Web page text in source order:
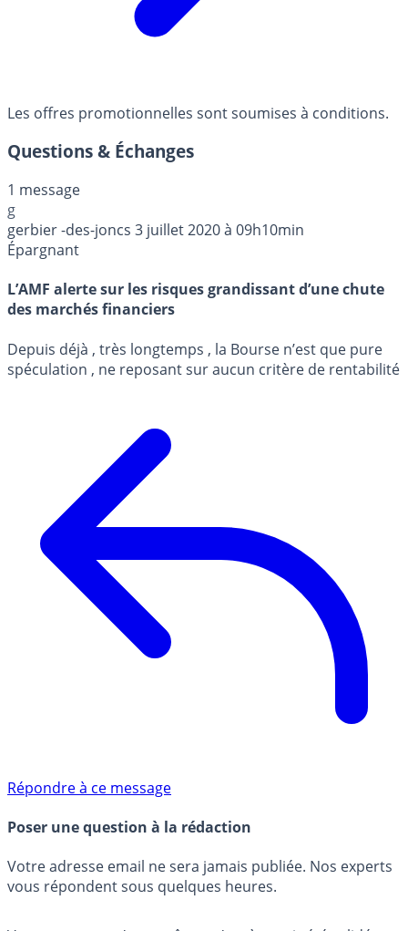
Les offres promotionnelles sont soumises à conditions.
Questions & Échanges
1 message
g
gerbier -des-joncs 3 juillet 2020 à 09h10min
Épargnant
L’AMF alerte sur les risques grandissant d’une chute
des marchés financiers
Depuis déjà , très longtemps , la Bourse n’est que pure
spéculation , ne reposant sur aucun critère de rentabilité
Répondre à ce message
Poser une question à la rédaction
Votre adresse email ne sera jamais publiée. Nos experts
vous répondent sous quelques heures.